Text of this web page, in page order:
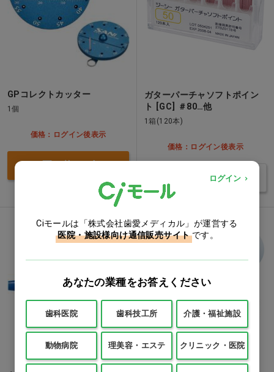
GPコレクトカッター
1個
価格：ログイン後表示
ガターパーチャソフトポイン
ト [GC] ＃80…他
1箱(120本)
価格：ログイン後表示
バリエーションを見る
ログイン
Ciモールは「株式会社歯愛メディカル」が運営する
医院・施設様向け通信販売サイト です。
あなたの業種をお答えください
歯科医院 歯科技工所 介護・福祉施設
動物病院 理美容・エステ クリニック・医院